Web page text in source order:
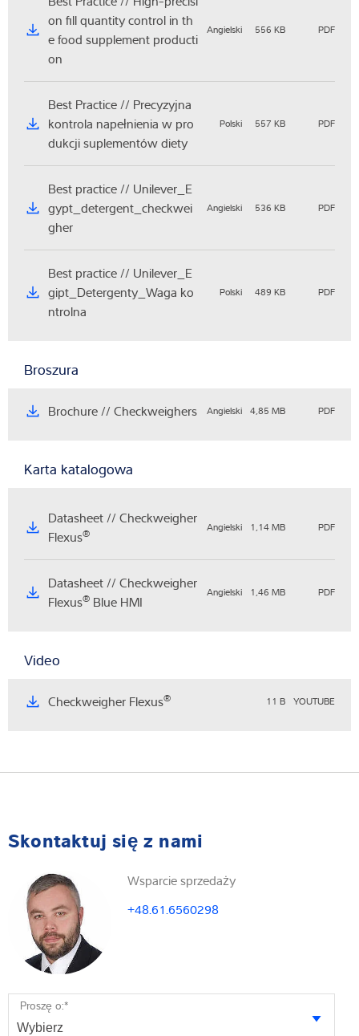
on fill quantity control in th
e food supplement producti
on
Angielski 556 KB PDF
Best Practice // Precyzyjna
kontrola napełnienia w pro
dukcji suplementów diety
Polski 557 KB PDF
Best practice // Unilever_E
gypt_detergent_checkwei
gher
Angielski 536 KB PDF
Best practice // Unilever_E
gipt_Detergenty_Waga ko
ntrolna
Polski 489 KB PDF
Broszura
Brochure // Checkweighers Angielski 4,85 MB PDF
Karta katalogowa
Datasheet // Checkweigher
Flexus® Angielski 1,14 MB PDF
Datasheet // Checkweigher
Flexus® Blue HMI
Angielski 1,46 MB PDF
Video
Checkweigher Flexus® 11 B YOUTUBE
Skontaktuj się z nami
Wsparcie sprzedaży
+48.61.6560298
Proszę o:*